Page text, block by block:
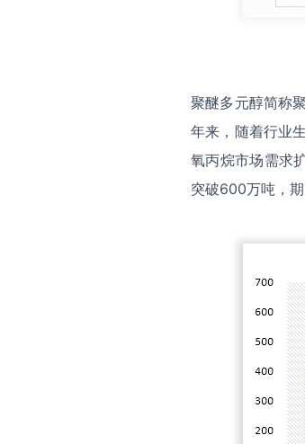
聚醚多元醇简称
年来，随着行业
氧丙烷市场需求
突破600万吨，期